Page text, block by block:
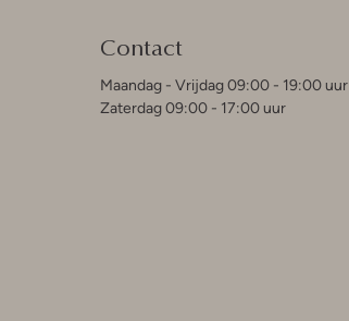
Contact
Maandag - Vrijdag 09:00 - 19:00 uur
Zaterdag 09:00 - 17:00 uur